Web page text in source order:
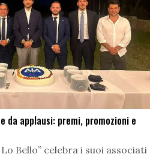
da applausi: premi, promozioni e
Bello” celebra i suoi associati